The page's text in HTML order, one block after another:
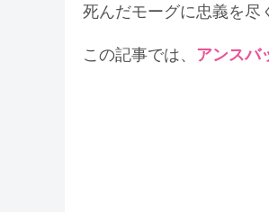
死んだモーグに忠義を尽
この記事では、 アンスバ